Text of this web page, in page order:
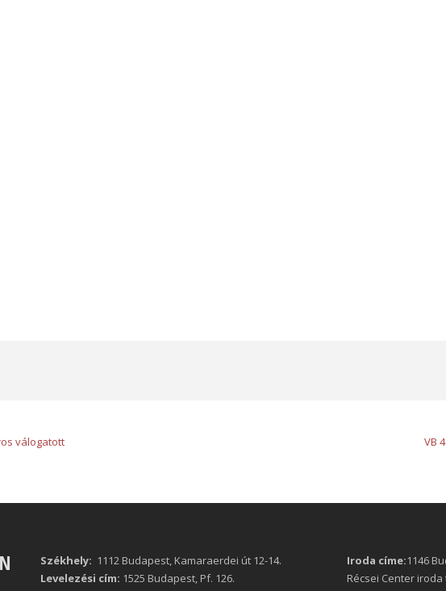
válogatott VB
Székhely: 1112 Budapest, Kamaraerdei út 12-14.
Levelezési cím: 1525 Budapest, Pf. 126.
Iroda címe:1146
Récsei Center